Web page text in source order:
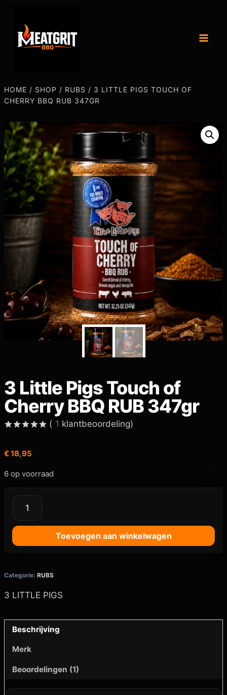
HOME / SHOP / RUBS / 3 LITTLE PIGS TOUCH OF
CHERRY BBQ RUB 347GR
3 Little Pigs Touch of
Cherry BBQ RUB 347gr
gebaseerd
waardering
( 1 klantbeoordeling)
€18,95
6 op voorraad
Toevoegen aan winkelwagen
Categorie: RUBS
3 LITTLE PIGS
Beschrijving
Merk
Beoordelingen (1)